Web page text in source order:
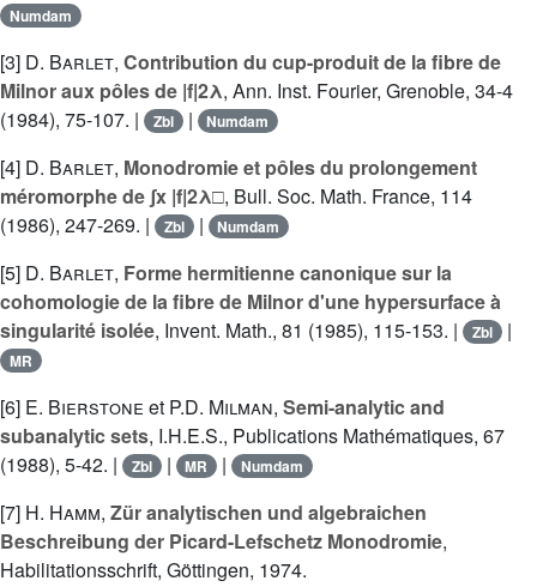
Numdam
[3] D. Barlet, Contribution du cup-produit de la fibre de
Milnor aux pôles de |f|2λ, Ann. Inst. Fourier, Grenoble, 34-4
(1984), 75-107. |
Zbl | Numdam
[4] D. Barlet, Monodromie et pôles du prolongement
méromorphe de ʃx |f|2λ□, Bull. Soc. Math. France, 114
(1986), 247-269. |
Zbl | Numdam
[5] D. Barlet, Forme hermitienne canonique sur la
cohomologie de la fibre de Milnor d'une hypersurface à
singularité isolée, Invent. Math., 81 (1985), 115-153. | Zbl |
MR
[6] E. Bierstone et P.D. Milman, Semi-analytic and
subanalytic sets, I.H.E.S., Publications Mathématiques, 67
(1988), 5-42. |
Zbl | MR | Numdam
[7] H. Hamm, Zür analytischen und algebraichen
Beschreibung der Picard-Lefschetz Monodromie,
Habilitationsschrift, Göttingen, 1974.